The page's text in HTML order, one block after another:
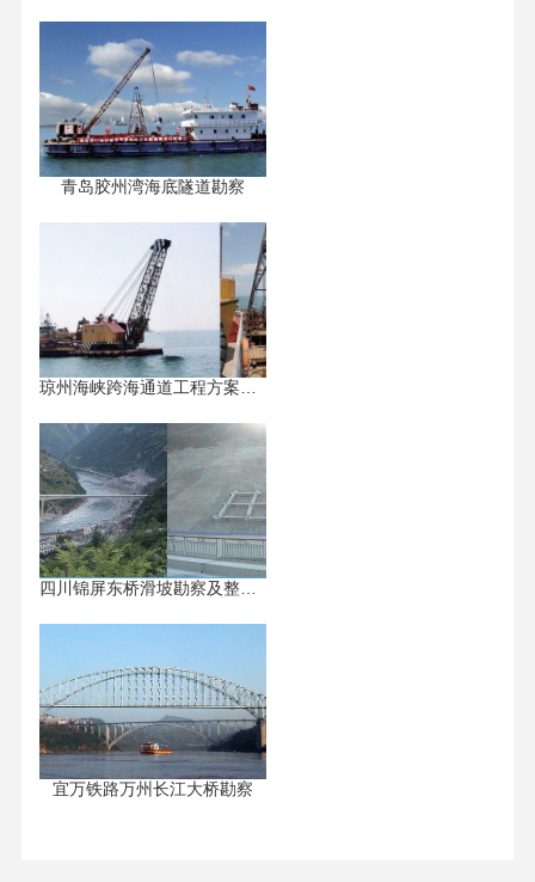
青岛胶州湾海底隧道勘察
四川锦屏东桥滑坡勘察及整治设...
宜万铁路万州长江大桥勘察